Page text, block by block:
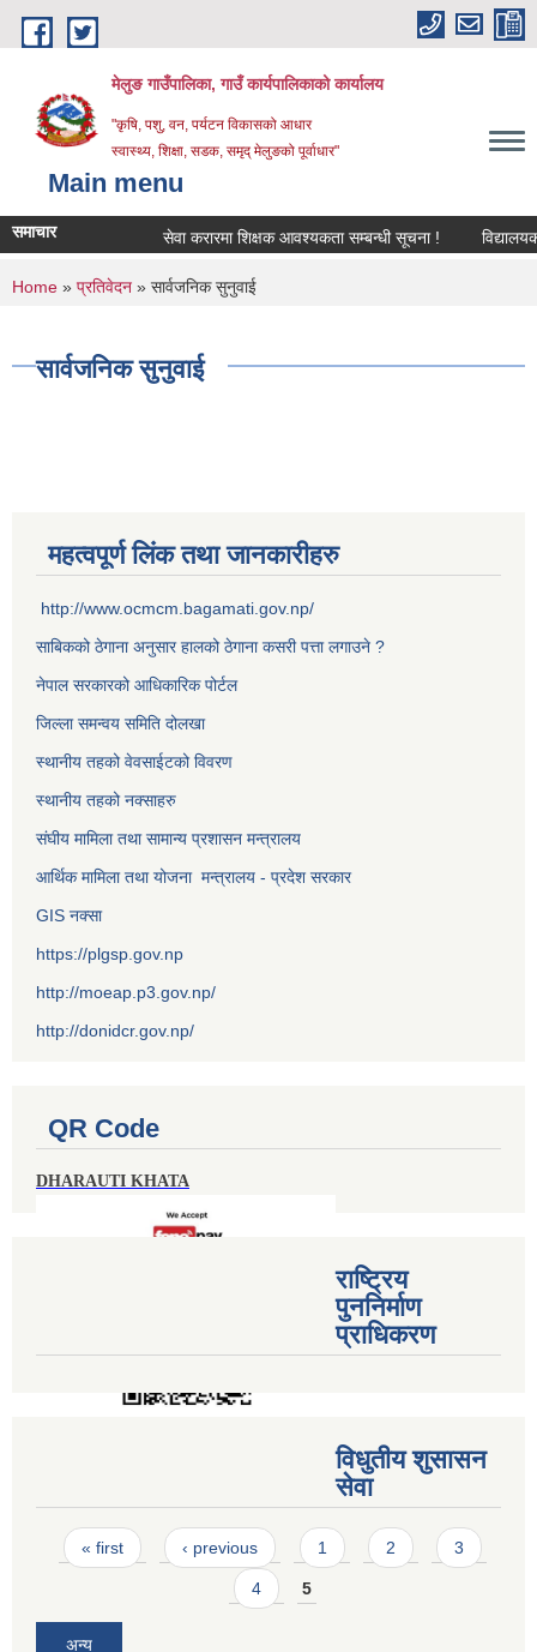
Skip to main content
मेलुङ गाउँपालिका, गाउँ कार्यपालिकाको कार्यालय
"कृषि, पशु, वन, पर्यटन विकासको आधार
स्वास्थ्य, शिक्षा, सडक, समृद् मेलुङको पूर्वाधार"
Main menu
समाचार सेवा करारमा शिक्षक आवश्‍यकता सम्बन्धी सूचना !
You are here
Home » प्रतिवेदन » सार्वजनिक सुनुवाई
सार्वजनिक सुनुवाई
महत्वपूर्ण लिंक तथा जानकारीहरु
http://www.ocmcm.bagamati.gov.np/
साबिकको ठेगाना अनुसार हालको ठेगाना कसरी पत्ता लगाउने ?
नेपाल सरकारको आधिकारिक पोर्टल
जिल्ला समन्वय समिति दोलखा
स्थानीय तहको वेवसाईटको विवरण
स्थानीय तहको नक्साहरु
संघीय मामिला तथा सामान्य प्रशासन मन्त्रालय
आर्थिक मामिला तथा योजना मन्त्रालय - प्रदेश सरकार
GIS नक्सा
https://plgsp.gov.np
http://moeap.p3.gov.np/
http://donidcr.gov.np/
QR Code
DHARAUTI KHATA
राष्ट्रिय
पुननिर्माण
प्राधिकरण
विधुतीय शुसासन
सेवा
Pages
« first ‹ previous 1 2 3
4 5
अन्य